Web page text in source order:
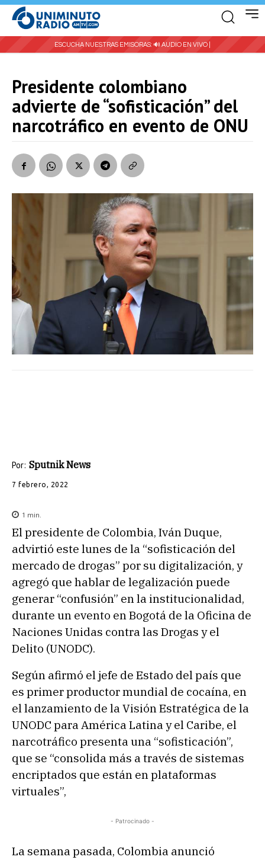
ESCUCHA NUESTRAS EMISORAS: 🔊 AUDIO EN VIVO |
Presidente colombiano
advierte de “sofisticación” del
narcotráfico en evento de ONU
Por: Sputnik News
7 febrero, 2022
1 min.
El presidente de Colombia, Iván Duque,
advirtió este lunes de la “sofisticación del
mercado de drogas” por su digitalización, y
agregó que hablar de legalización puede
generar “confusión” en la institucionalidad,
durante un evento en Bogotá de la Oficina de
Naciones Unidas contra las Drogas y el
Delito (UNODC).
Según afirmó el jefe de Estado del país que
es primer productor mundial de cocaína, en
el lanzamiento de la Visión Estratégica de la
UNODC para América Latina y el Caribe, el
narcotráfico presenta una “sofisticación”,
que se “consolida más a través de sistemas
encriptados que están en plataformas
virtuales”,
- Patrocinado -
La semana pasada, Colombia anunció